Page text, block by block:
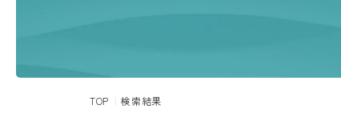
TOP 検索結果